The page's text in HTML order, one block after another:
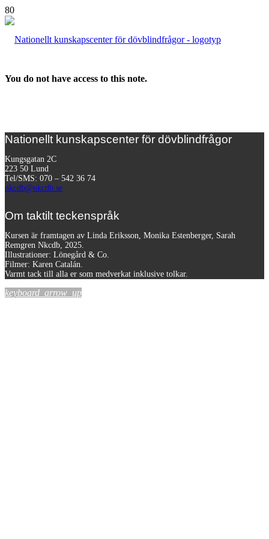
You do not have access to this note.
Nationellt kunskapscenter för dövblindfrågor
Kungsgatan 2C
223 50 Lund
Tel/SMS: 070 – 542 36 74
nkcdb@nkcdb.se
Om taktilt teckenspråk
Kursen är framtagen av Linda Eriksson, Monika Estenberger, Sarah
Remgren Nkcdb, 2025.
Illustrationer: Lönegård & Co.
Filmer: Karen Catalán.
Varmt tack till alla er som medverkat inklusive tolkar.
keyboard_arrow_up